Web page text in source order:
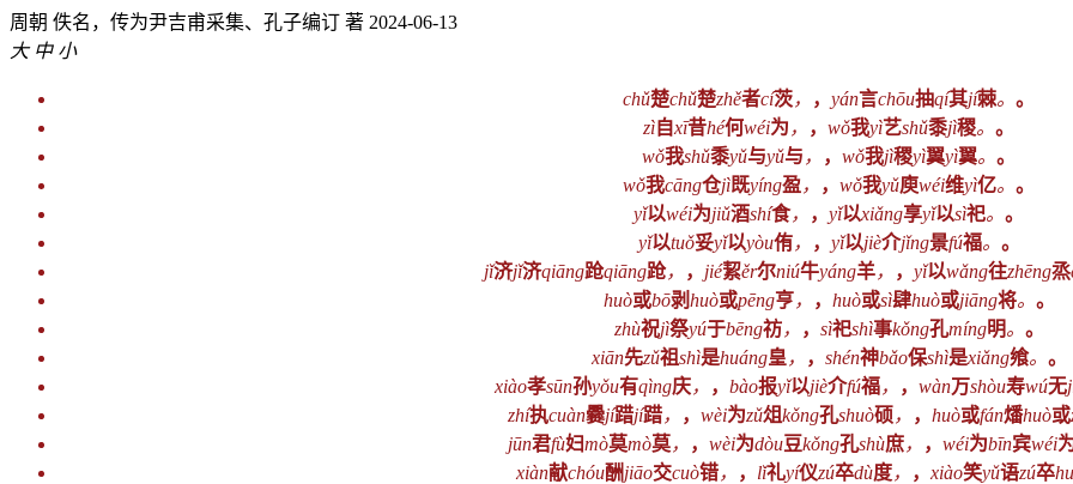
周朝 佚名，传为尹吉甫采集、孔子编订 著 2024-06-13
大 中 小
chǔ楚chǔ楚zhě者cí茨， ， yán言chōu抽qí其jí棘。 。
zì自xī昔hé何wéi为 ， ， wǒ我yì艺shǔ黍jì稷。 。
wǒ我shǔ黍yǔ与yǔ与 ， ， wǒ我jì稷yì翼yì翼。 。
wǒ我cāng仓jì既yíng盈， ， wǒ我yǔ庾wéi维yì亿。 。
yǐ以wéi为jiǔ酒shí食， ， yǐ以xiǎng享yǐ以sì祀。 。
yǐ以tuǒ妥yǐ以yòu侑， ， yǐ以jiè介jǐng景fú福。 。
jǐ济jǐ济qiāng跄qiāng跄， ， jié絜ěr尔niú牛yáng羊， ， yǐ以wǎng往zhēng烝
huò或bō剥huò或pēng亨， ， huò或sì肆huò或jiāng将。 。
zhù祝jì祭yú于bēng祊， ， sì祀shì事kǒng孔míng明。 。
xiān先zǔ祖shì是huáng皇 ， ， shén神bǎo保shì是xiǎng飨。 。
xiào孝sūn孙yǒu有qìng庆， ， bào报yǐ以jiè介fú福， ， wàn万shòu寿wú无
zhí执cuàn爨jí踖jí踖， ， wèi为zǔ俎kǒng孔shuò硕 ， ， huò或fán燔huò或
jūn君fù妇mò莫mò莫， ， wèi为dòu豆kǒng孔shù庶， ， wéi为bīn宾wéi
xiàn献chóu酬jiāo交cuò错， ， lǐ礼yí仪zú卒dù度， ， xiào笑yǔ语zú卒